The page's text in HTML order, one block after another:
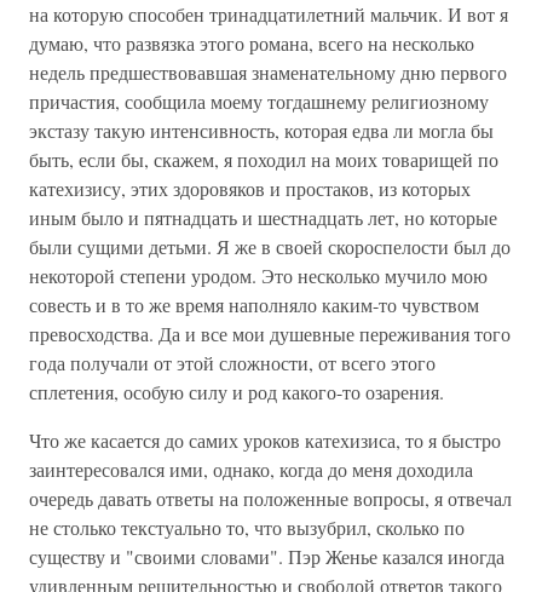
на которую способен тринадцатилетний мальчик. И вот я
думаю, что развязка этого романа, всего на несколько
недель предшествовавшая знаменательному дню первого
причастия, сообщила моему тогдашнему религиозному
экстазу такую интенсивность, которая едва ли могла бы
быть, если бы, скажем, я походил на моих товарищей по
катехизису, этих здоровяков и простаков, из которых
иным было и пятнадцать и шестнадцать лет, но которые
были сущими детьми. Я же в своей скороспелости был до
некоторой степени уродом. Это несколько мучило мою
совесть и в то же время наполняло каким-то чувством
превосходства. Да и все мои душевные переживания того
года получали от этой сложности, от всего этого
сплетения, особую силу и род какого-то озарения.
Что же касается до самих уроков катехизиса, то я быстро
заинтересовался ими, однако, когда до меня доходила
очередь давать ответы на положенные вопросы, я отвечал
не столько текстуально то, что вызубрил, сколько по
существу и "своими словами". Пэр Женье казался иногда
удивленным решительностью и свободой ответов такого